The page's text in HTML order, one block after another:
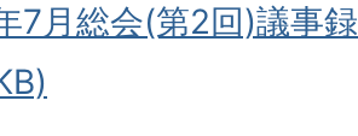
7月総会(第2回)議事